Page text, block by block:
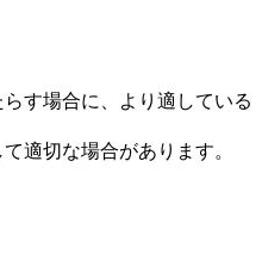
す場合に、より適している
適切な場合があります。